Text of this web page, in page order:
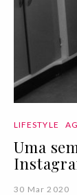
LIFESTYLE
Uma
30 Mar 2020